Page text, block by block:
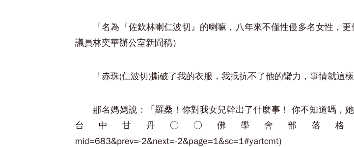
「名為『佐欽林喇仁波切』的喇嘛，八年來不僅性侵多名女性，
議員林奕華辦公室新聞稿）
「赤珠(仁波切)撕破了我的衣服，我扺抗不了他的蠻力，事情就這
那名媽媽說：「羅桑！你對我女兒幹出了什麼事！ 你不知道嗎，
台中甘丹○○佛學會部落格http://
mid=683&prev=-2&next=-2&page=1&sc=1#yartcmt)